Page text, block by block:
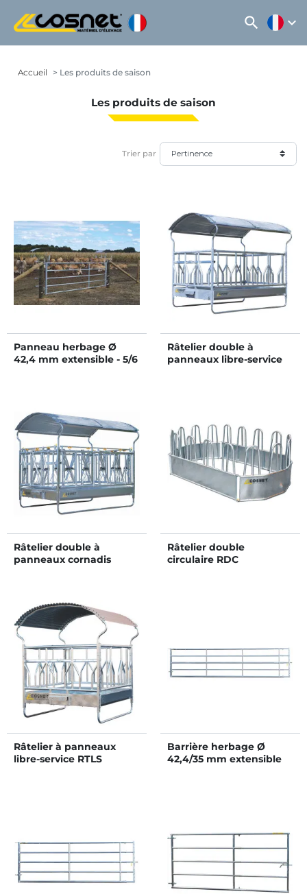
search expand_more
Accueil Les produits de saison
Les produits de saison
Trier par
Panneau herbage Ø
42,4 mm extensible - 5/6
Râtelier double à
panneaux libre-service
Râtelier double à
panneaux cornadis
Râtelier double
circulaire RDC
Râtelier à panneaux
libre-service RTLS
Barrière herbage Ø
42,4/35 mm extensible